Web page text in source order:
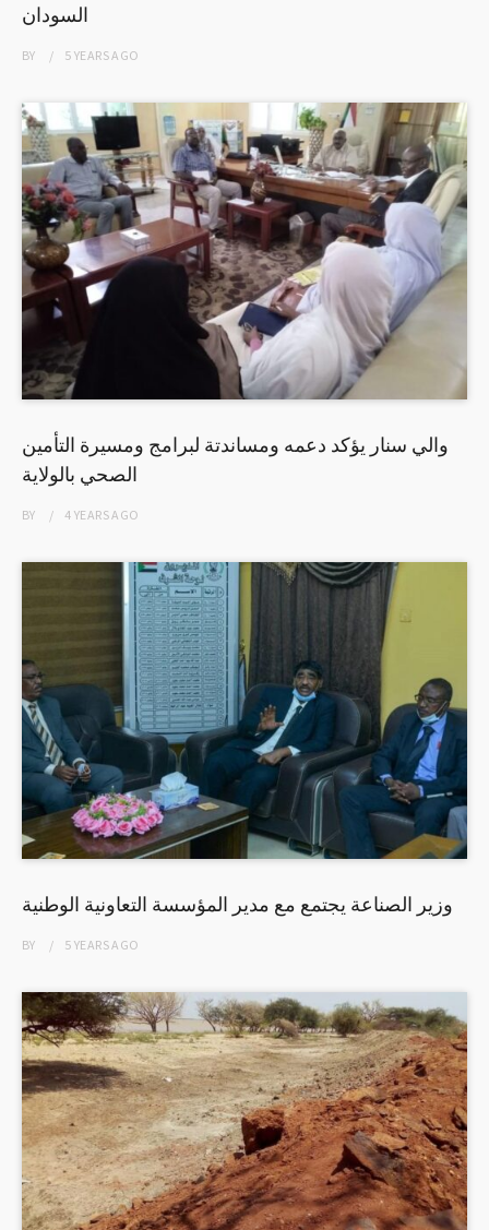
السودان
BY 5 YEARSAGO
والي سنار يؤكد دعمه ومساندتة لبرامج ومسيرة التأمين
الصحي بالولاية
BY 4 YEARSAGO
وزير الصناعة يجتمع مع مدير المؤسسة التعاونية الوطنية
BY 5 YEARSAGO